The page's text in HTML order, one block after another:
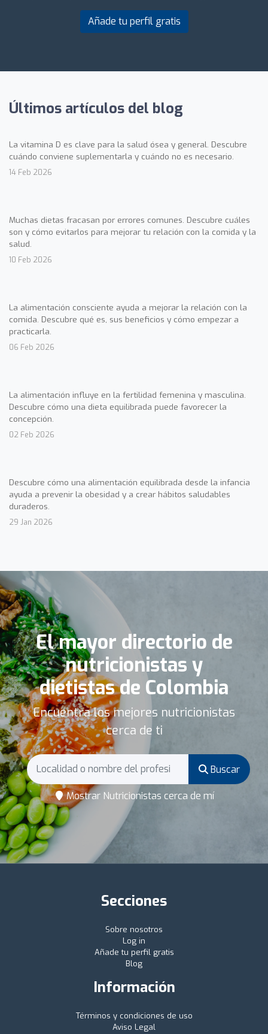
Añade tu perfil gratis
Últimos artículos del blog
La vitamina D es clave para la salud ósea y general. Descubre
cuándo conviene suplementarla y cuándo no es necesario.
14 Feb 2026
Muchas dietas fracasan por errores comunes. Descubre cuáles
son y cómo evitarlos para mejorar tu relación con la comida y la
salud.
10 Feb 2026
La alimentación consciente ayuda a mejorar la relación con la
comida. Descubre qué es, sus beneficios y cómo empezar a
practicarla.
06 Feb 2026
La alimentación influye en la fertilidad femenina y masculina.
Descubre cómo una dieta equilibrada puede favorecer la
concepción.
02 Feb 2026
Descubre cómo una alimentación equilibrada desde la infancia
ayuda a prevenir la obesidad y a crear hábitos saludables
duraderos.
29 Jan 2026
El mayor directorio de
nutricionistas y
dietistas de Colombia
Encuentra los mejores nutricionistas
cerca de ti
Buscar
Mostrar Nutricionistas cerca de mí
Secciones
Sobre nosotros
Log in
Añade tu perfil gratis
Blog
Información
Términos y condiciones de uso
Aviso Legal